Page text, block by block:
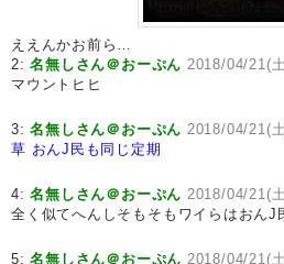
ええんかお前ら…
2:名無しさん＠おーぷん 2018/04/21(
マウントヒヒ
3:名無しさん＠おーぷん 2018/04/21(
草 おんJ民も同じ定期
4:名無しさん＠おーぷん 2018/04/21(
全く似てへんしそもそもワイらはおんJ
5:名無しさん＠おーぷん 2018/04/21(